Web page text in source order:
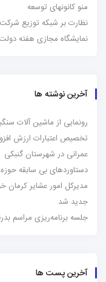
منو کانونهای توسعه
نظارت بر شبکه توزیع شرکت
نمایشگاه مجازی هفته دولت
آخرین نوشته ها
رونمایی از ماشین آلات
تخصیص اعتبارات ارزش
عمرانی در شهرستان گنبکی
دستاوردهای بی سابقه
مدیرکل امور عشایر کرمان
جدید شد
جلسه برنامه‌ریزی مراسم
آخرین پست ها